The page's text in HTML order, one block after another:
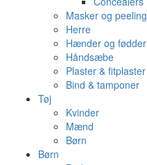
Masker og peeling
Herre
Hænder og fødder
Håndsæbe
Plaster & fitplaster
Bind & tamponer
Tøj
Kvinder
Mænd
Børn
Børn